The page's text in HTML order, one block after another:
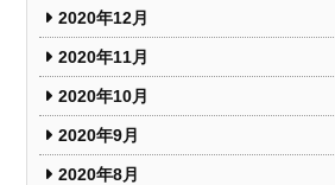
2020年12月
2020年11月
2020年10月
2020年9月
2020年8月